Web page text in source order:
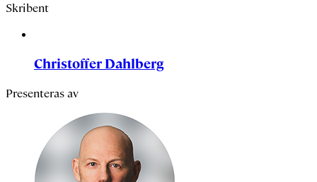
Skribent
Christoffer Dahlberg
Presenteras av